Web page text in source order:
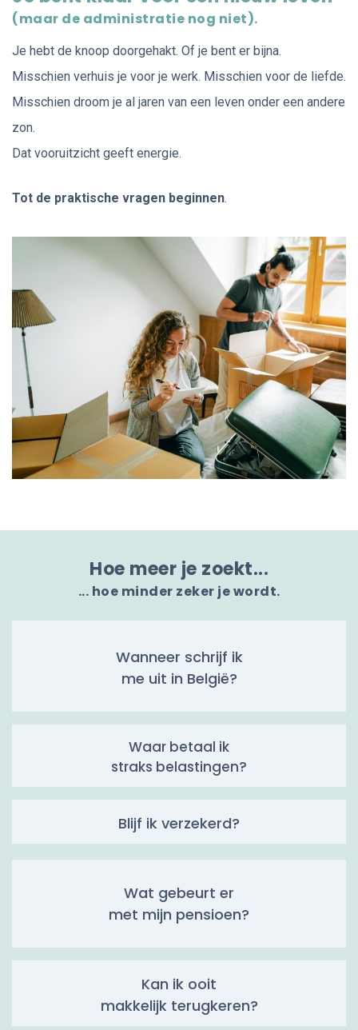
(maar de administratie nog niet).
Je hebt de knoop doorgehakt. Of je bent er bijna.
Misschien verhuis je voor je werk. Misschien voor de liefde.
Misschien droom je al jaren van een leven onder een andere
zon.
Dat vooruitzicht geeft energie.
Tot de praktische vragen beginnen.
Hoe meer je zoekt...
... hoe minder zeker je wordt.
Wanneer schrijf ik
me uit in België?
Waar betaal ik
straks belastingen?
Blijf ik verzekerd?
Wat gebeurt er
met mijn pensioen?
Kan ik ooit
makkelijk terugkeren?